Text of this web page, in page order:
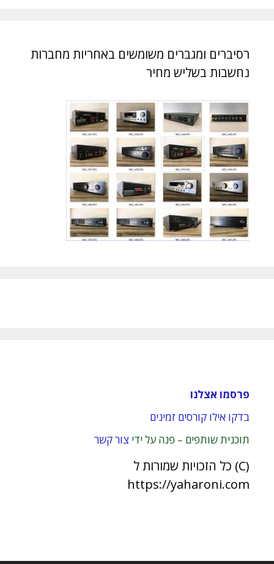
רסיברים ומגברים משומשים באחריות מחברות
נחשבות בשליש מחיר
פרסמו אצלנו
בדקו אילו קורסים זמינים
תוכנית שותפים – פנה על ידי צור קשר
(C) כל הזכויות שמורות ל
https://yaharoni.com